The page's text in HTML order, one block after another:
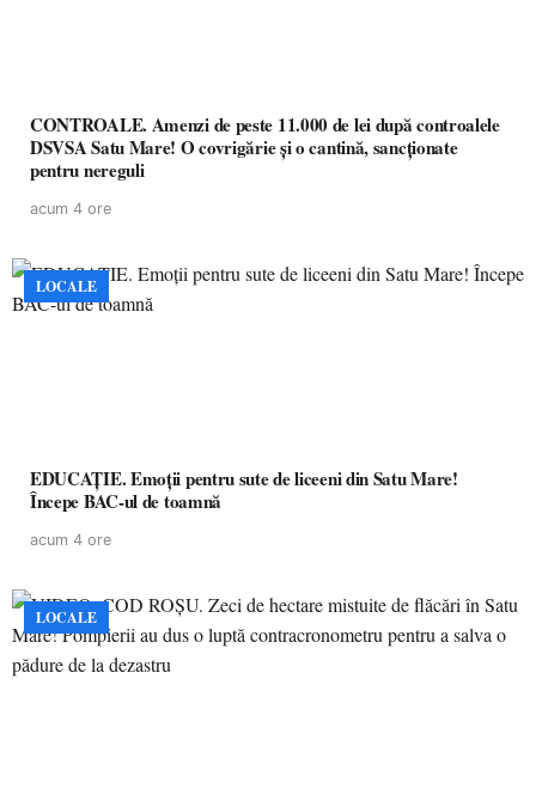
CONTROALE. Amenzi de peste 11.000 de lei după controalele
DSVSA Satu Mare! O covrigărie și o cantină, sancționate
pentru nereguli
acum 4 ore
LOCALE
EDUCAȚIE. Emoții pentru sute de liceeni din Satu Mare!
Începe BAC-ul de toamnă
acum 4 ore
LOCALE